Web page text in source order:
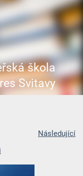
škola
Svitavy
Následující